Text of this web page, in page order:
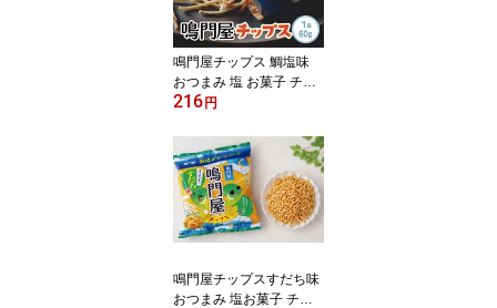
鳴門屋チップス 鯛塩味
おつまみ 塩 お菓子 チッ
プス 大麦 ダイシモチ麦
ギフト 栄養豊富 ミネラ
ル ビタミン
216 円
鳴門屋チップスすだち味
おつまみ 塩お菓子 チッ